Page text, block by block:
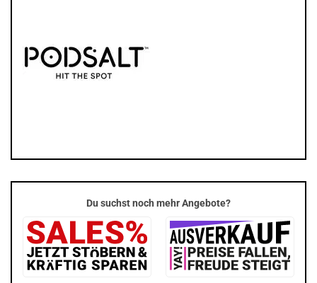
Du suchst noch mehr Angebote?